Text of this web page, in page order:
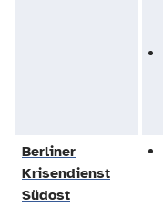
Berliner
Krisendienst
Südost